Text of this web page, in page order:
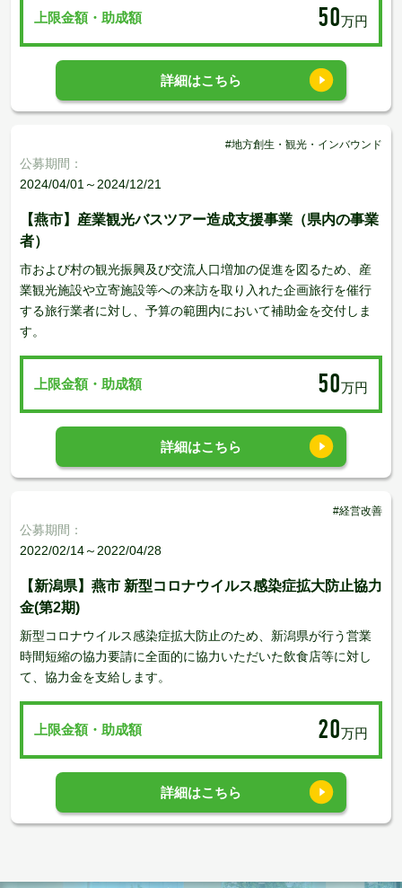
上限金額・助成額 50万円
詳細はこちら
#地方創生・観光・インバウンド
公募期間：
2024/04/01～2024/12/21
【燕市】産業観光バスツアー造成支援事業（県内の事業
者）
市および村の観光振興及び交流人口増加の促進を図るため、産
業観光施設や立寄施設等への来訪を取り入れた企画旅行を催行
する旅行業者に対し、予算の範囲内において補助金を交付しま
す。
上限金額・助成額 50万円
詳細はこちら
#経営改善
公募期間：
2022/02/14～2022/04/28
【新潟県】燕市 新型コロナウイルス感染症拡大防止協力
金(第2期)
新型コロナウイルス感染症拡大防止のため、新潟県が行う営業
時間短縮の協力要請に全面的に協力いただいた飲食店等に対し
て、協力金を支給します。
上限金額・助成額 20万円
詳細はこちら